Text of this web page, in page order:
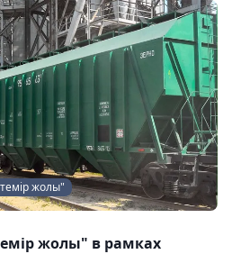
жолы"
жолы" в рамках